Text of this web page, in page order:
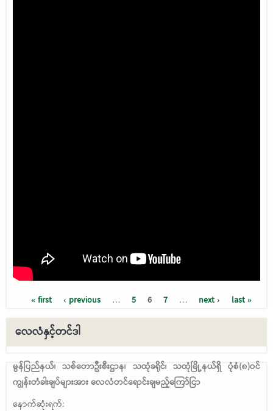
Pages
« first ‹ previous … 5 6 7 … next › last »
လေလံနှင့်တင်ဒါ
မွန်ပြည်နယ်၊ သစ်တောဦးစီးဌာန၊ သထုံခရိုင်၊ သထုံမြို့နယ်ရှိ ပုံစံ(၈)ဝင်
ကျွန်းတံခါးချပ်များအား လေလံတင်ရောင်းချမည့်ကြော်ငြာ
နောက်ဆုံးရက်: